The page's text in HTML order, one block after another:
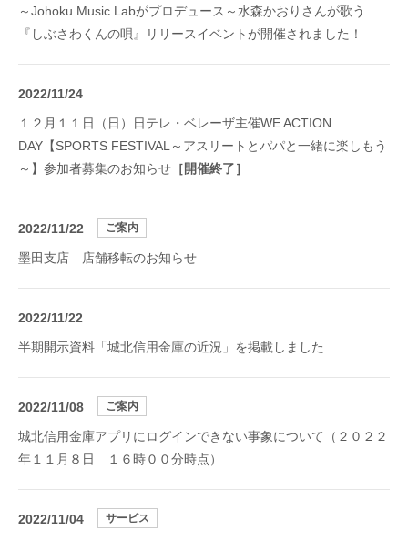
～Johoku Music Labがプロデュース～水森かおりさんが歌う
『しぶさわくんの唄』リリースイベントが開催されました！
2022/11/24
１２月１１日（日）日テレ・ベレーザ主催WE ACTION
DAY【SPORTS FESTIVAL～アスリートとパパと一緒に楽しもう
～】参加者募集のお知らせ ［開催終了］
2022/11/22 ご案内
墨田支店 店舗移転のお知らせ
2022/11/22
半期開示資料「城北信用金庫の近況」を掲載しました
2022/11/08 ご案内
城北信用金庫アプリにログインできない事象について（２０２２
年１１月８日 １６時００分時点）
2022/11/04 サービス